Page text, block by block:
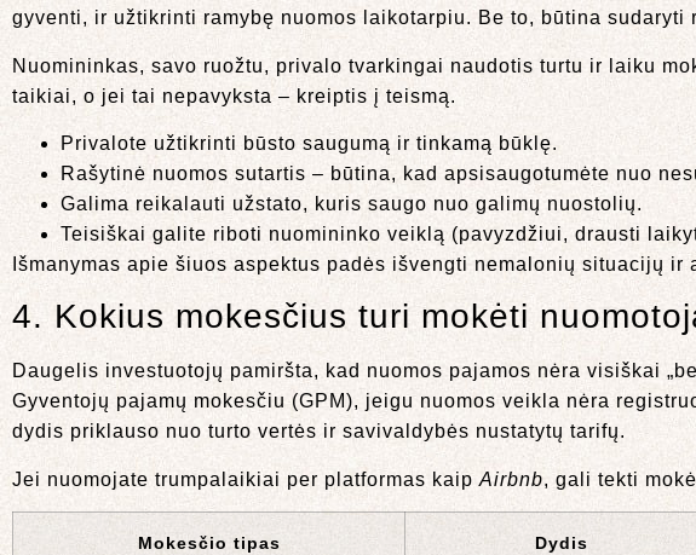
gyventi, ir užtikrinti ramybę nuomos laikotarpiu. Be to, būtina
Nuomininkas, savo ruožtu, privalo tvarkingai naudotis turtu ir laiku
taikiai, o jei tai nepavyksta – kreiptis į teismą.
Privalote užtikrinti būsto saugumą ir tinkamą būklę.
Rašytinė nuomos sutartis – būtina, kad apsisaugotumėte nuo
Galima reikalauti užstato, kuris saugo nuo galimų nuostolių.
Teisiškai galite riboti nuomininko veiklą (pavyzdžiui, drausti
Išmanymas apie šiuos aspektus padės išvengti nemalonių situacijų
4. Kokius mokesčius turi mokėti
Daugelis investuotojų pamiršta, kad nuomos pajamos nėra visiškai
Gyventojų pajamų mokesčiu (GPM), jeigu nuomos veikla nėra
dydis priklauso nuo turto vertės ir savivaldybės nustatytų tarifų.
Jei nuomojate trumpalaikiai per platformas kaip Airbnb, gali tekti
Mokesčio tipas Dydis